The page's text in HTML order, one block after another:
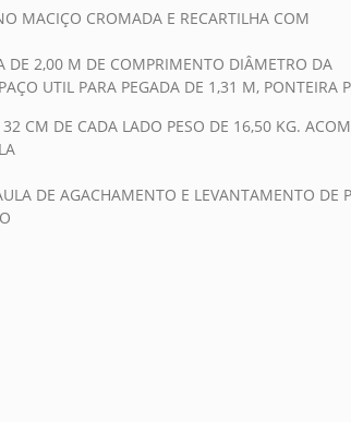
MACIÇO CROMADA E RECARTILHA COM
DE 2,00 M DE COMPRIMENTO DIÂMETRO DA
UTIL PARA PEGADA DE 1,31 M, PONTEIRA
CM DE CADA LADO PESO DE 16,50 KG.
DE AGACHAMENTO E LEVANTAMENTO DE